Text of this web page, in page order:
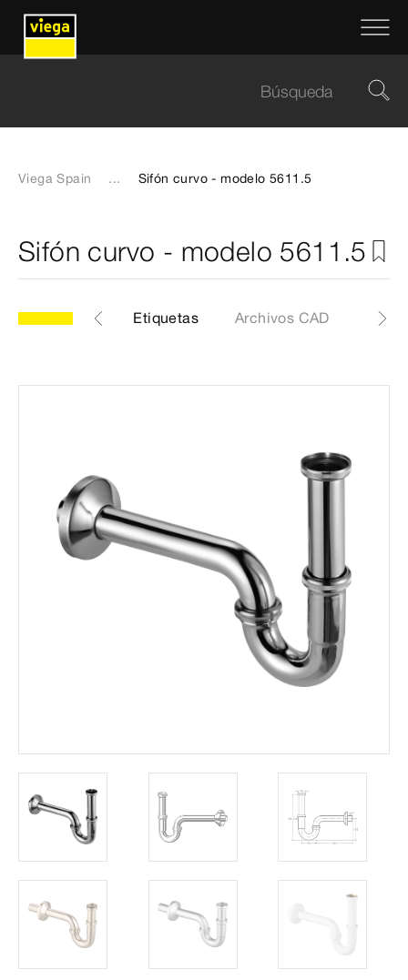
Viega Spain ... Sifón curvo - modelo 5611.5
Sifón curvo - modelo 5611.5
Artículo Etiquetas Archivos CAD